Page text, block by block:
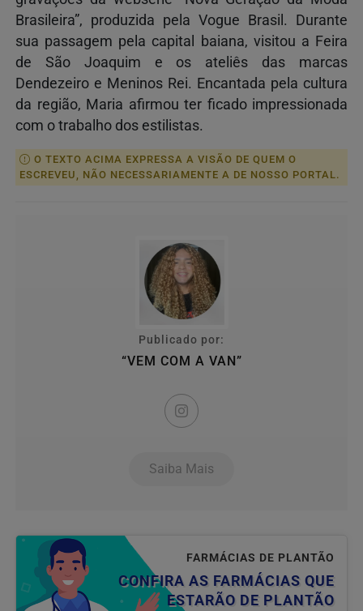
Brasileira”, produzida pela Vogue Brasil. Durante
sua passagem pela capital baiana, visitou a Feira
de São Joaquim e os ateliês das marcas
Dendezeiro e Meninos Rei. Encantada pela cultura
da região, Maria afirmou ter ficado impressionada
com o trabalho dos estilistas.
O TEXTO ACIMA EXPRESSA A VISÃO DE QUEM O
ESCREVEU, NÃO NECESSARIAMENTE A DE NOSSO PORTAL.
Publicado por:
“VEM COM A VAN”
Saiba Mais
FARMÁCIAS DE PLANTÃO
CONFIRA AS FARMÁCIAS QUE
ESTARÃO DE PLANTÃO